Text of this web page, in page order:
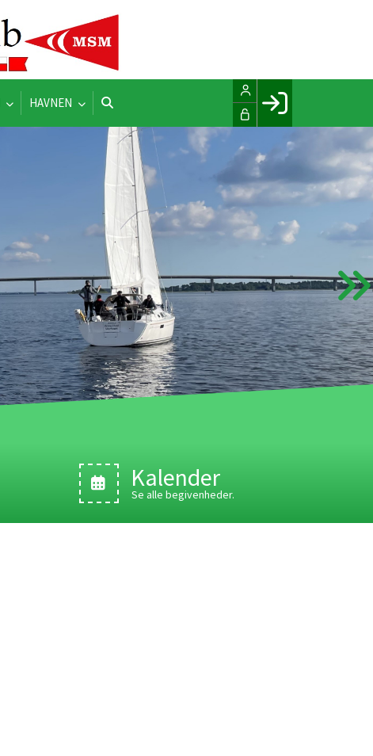
HAVNEN
Facebook login
Husk mig
Glemt password
Opret profil
LOG IND
Kalender
Se alle begivenheder.